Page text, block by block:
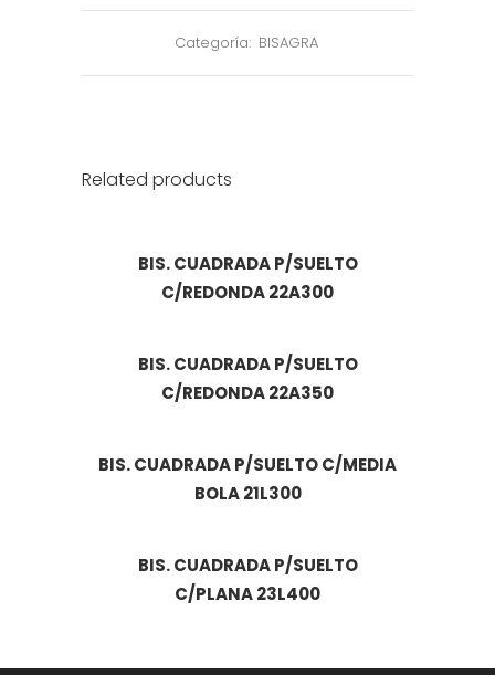
Categoría: BISAGRA
Related products
BIS. CUADRADA P/SUELTO
C/REDONDA 22A300
BIS. CUADRADA P/SUELTO
C/REDONDA 22A350
BIS. CUADRADA P/SUELTO C/MEDIA
BOLA 21L300
BIS. CUADRADA P/SUELTO
C/PLANA 23L400